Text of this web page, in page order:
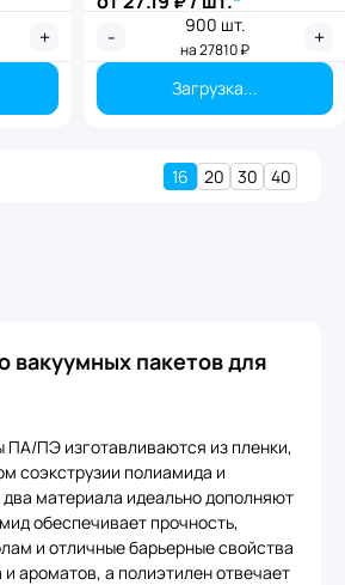
+
-
900 шт.
на27810₽ +
Загрузка...
16 20 30 40
вакуумных пакетов для
ПА/ПЭ изготавливаются из пленки,
соэкструзии полиамида и
материала идеально дополняют
обеспечивает прочность,
и отличные барьерные свойства
и ароматов, а полиэтилен отвечает